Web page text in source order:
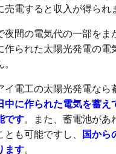
売電すると収入が得られ
夜間の電気代の一部をま
作られた太陽光発電の電
イ電工の太陽光発電なら
中に作られた電気を蓄え
です。また、蓄電池があ
も可能ですし、
国から
ます。